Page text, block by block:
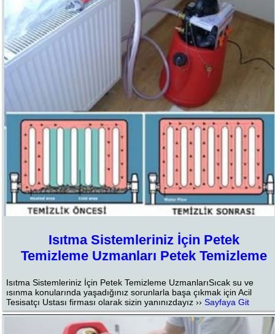
Isıtma Sistemleriniz İçin Petek
Temizleme Uzmanları Petek Temizleme
Isıtma Sistemleriniz İçin Petek Temizleme UzmanlarıSıcak su ve
ısınma konularında yaşadığınız sorunlarla başa çıkmak için Acil
Tesisatçı Ustası firması olarak sizin yanınızdayız ››Sayfaya Git